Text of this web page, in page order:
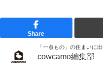
Share
「一点もの」の住まいに出
cowcamo編集部